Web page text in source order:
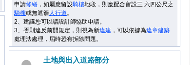
申請修繕 ，如屬應留設騎樓地段，則應配合留設三.六四公尺之
騎樓或無遮簷人行道。
2、建議您可以請設計師協助申請。
3、否則違反前開規定，則視為新違建 ，可以依據為違章建築
處理法處理，屆時恐有拆除問題。
土地與出入道路部分